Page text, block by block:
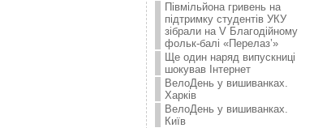
Півмільйона гривень на
підтримку студентів УКУ
зібрали на V Благодійному
фольк-балі «Перелаз’»
Ще один наряд випускниці
шокував Інтернет
ВелоДень у вишиванках.
Харків
ВелоДень у вишиванках.
Київ